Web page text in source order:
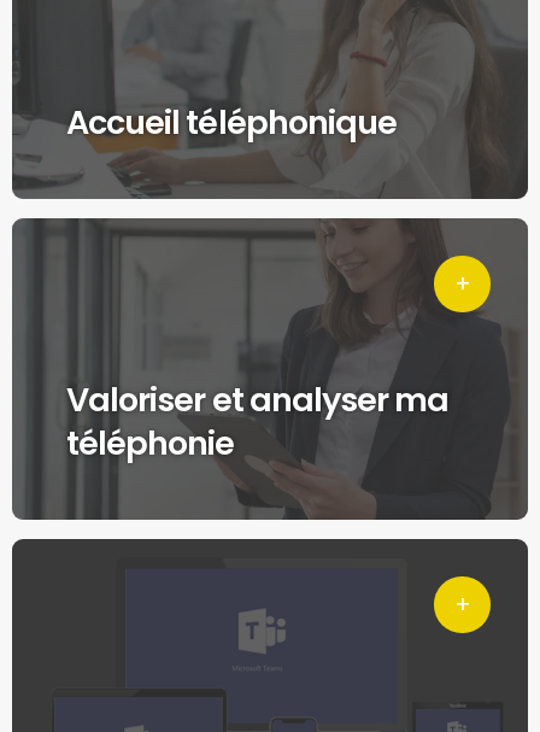
Accueil téléphonique
Valoriser et analyser ma
téléphonie